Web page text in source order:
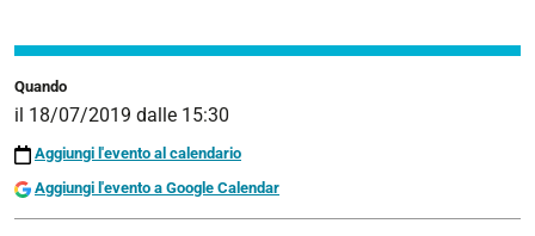
dell'insegnamento
di Laboratorio di sintesi finale previsto
al
anno
Quando
il 18/07/2019 dalle 15:30
Aggiungi l'evento al calendario
Aggiungi l'evento a Google Calendar